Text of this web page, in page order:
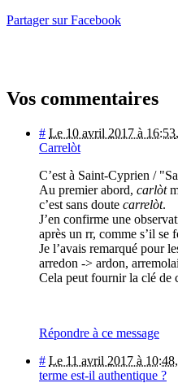
Partager sur Facebook
Vos commentaires
# Le 10 avril 2017 à 16:53,
Carrelòt
C’est à Saint-Cyprien /
Au premier abord, carlòt
c’est sans doute carrelòt.
J’en confirme une
après un rr, comme s’il se
Je l’avais remarqué pour
arredon -> ardon,
Cela peut fournir la clé de
Répondre à ce message
# Le 11 avril 2017 à 10:48,
terme est-il authentique ?